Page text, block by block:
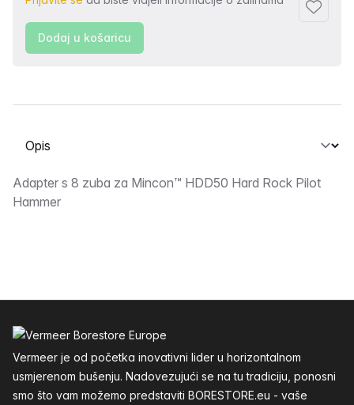
Dodaj
Dodaj u košaricu
Odabir kartice
Opis
Adapter s 8 zuba za Mincon™ HDD50 Hard Rock Pilot
Hammer
Vermeer je od početka inovativni lider u horizontalnom
usmjerenom bušenju. Nadovezujući se na tu tradiciju, ponosni
smo što vam možemo predstaviti BORESTORE.eu - vaše